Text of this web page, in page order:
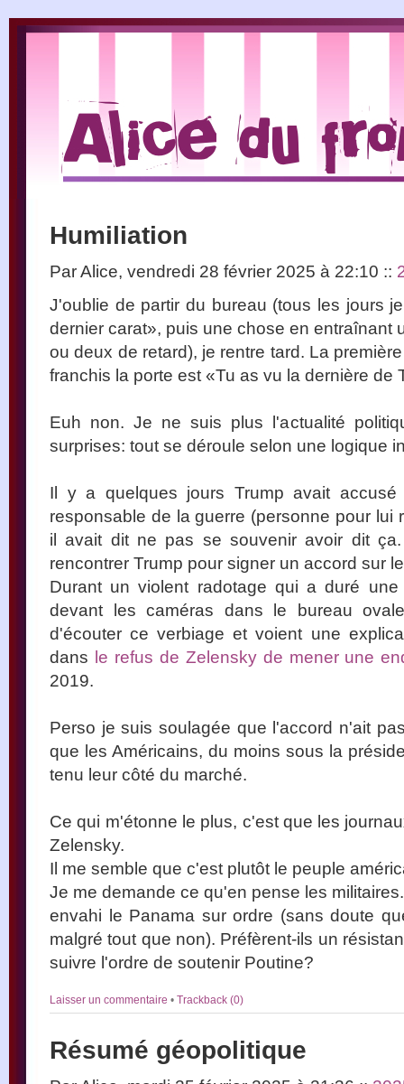
Humiliation
Par Alice, vendredi 28 février 2025 à 22:10 ::
J'oublie de partir du bureau (tous les jours
dernier carat», puis une chose en entraînant
ou deux de retard), je rentre tard. La
franchis la porte est «Tu as vu la dernière de
Euh non. Je ne suis plus l'actualité
surprises: tout se déroule selon une logique
Il y a quelques jours Trump avait accusé
responsable de la guerre (personne pour lui
il avait dit ne pas se souvenir avoir dit ça.
rencontrer Trump pour signer un accord sur
Durant un violent radotage qui a duré
devant les caméras dans le bureau
d'écouter ce verbiage et voient une
dans le refus de Zelensky de mener une
2019.
Perso je suis soulagée que l'accord n'ait
que les Américains, du moins sous la
tenu leur côté du marché.
Ce qui m'étonne le plus, c'est que les
Zelensky.
Il me semble que c'est plutôt le peuple
Je me demande ce qu'en pense les
envahi le Panama sur ordre (sans doute
malgré tout que non). Préfèrent-ils un
suivre l'ordre de soutenir Poutine?
Laisser un commentaire • Trackback (0)
Résumé géopolitique